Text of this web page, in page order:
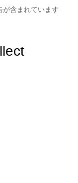
が含まれています